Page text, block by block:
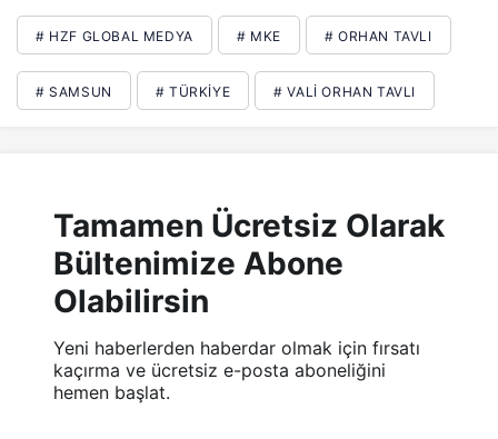
# HZF GLOBAL MEDYA # MKE # ORHAN TAVLI
# SAMSUN # TÜRKIYE # VALI ORHAN TAVLI
Tamamen Ücretsiz Olarak
Bültenimize Abone
Olabilirsin
Yeni haberlerden haberdar olmak için fırsatı
kaçırma ve ücretsiz e-posta aboneliğini
hemen başlat.